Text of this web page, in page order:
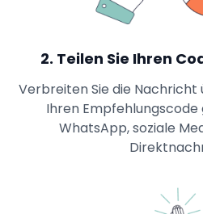
2. Teilen Sie Ihren
Verbreiten Sie die Nachricht
Ihren
WhatsApp, soziale